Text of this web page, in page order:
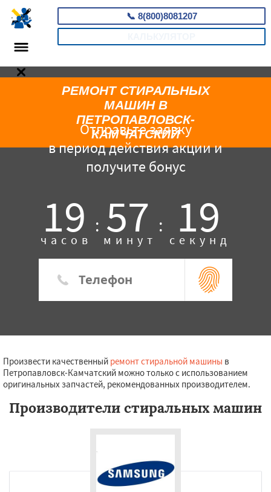
📞 8(800)8081207
Отправьте заявку
в период действия акции и
получите бонус
19 :
часов 57 :
минут 18
секунд
РЕМОНТ СТИРАЛЬНЫХ
МАШИН В
ПЕТРОПАВЛОВСК-
КАМЧАТСКИЙ
Произвести качественный ремонт стиральной машины в
Петропавловск-Камчатский можно только с использованием
оригинальных запчастей, рекомендованных производителем.
Производители стиральных машин